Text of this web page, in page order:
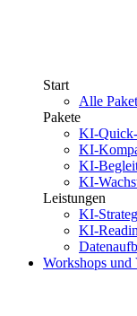
Start
Alle
Pakete
KI-
KI-
KI-
KI-
Leistungen
KI-
KI-
Workshops und